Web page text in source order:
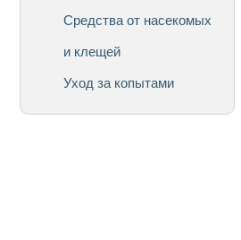
Средства от насекомых
и клещей
Уход за копытами